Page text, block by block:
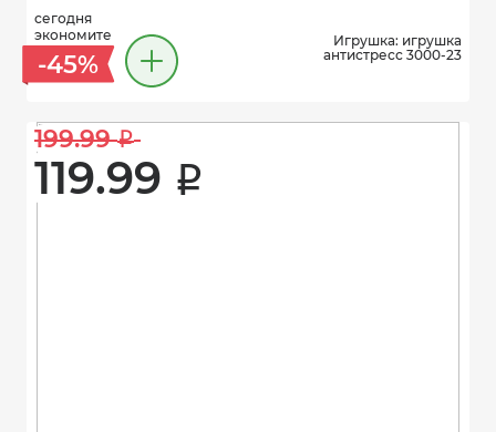
сегодня
экономите
-45%
Игрушка: игрушка
антистресс 3000-23
199.99 i
119.99 i